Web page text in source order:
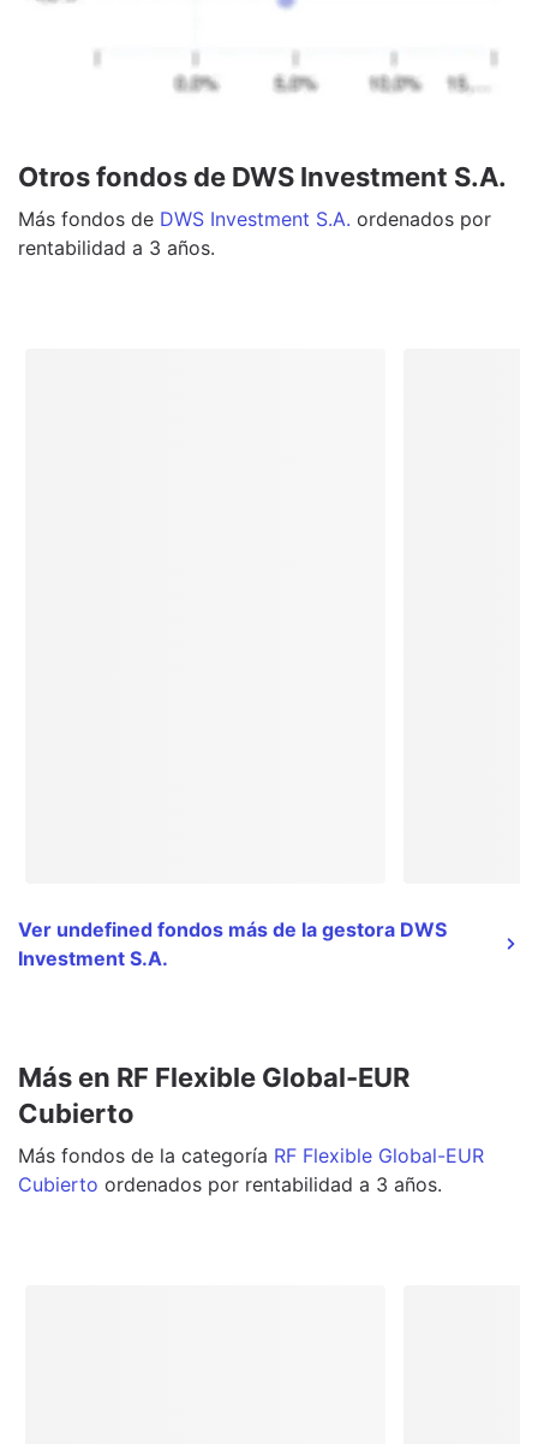
Otros fondos de DWS Investment S.A.
Más fondos de DWS Investment S.A. ordenados por
rentabilidad a 3 años.
Ver undefined fondos más de la gestora DWS
Investment S.A.
Más en RF Flexible Global-EUR
Cubierto
Más fondos de la categoría RF Flexible Global-EUR
Cubierto ordenados por rentabilidad a 3 años.